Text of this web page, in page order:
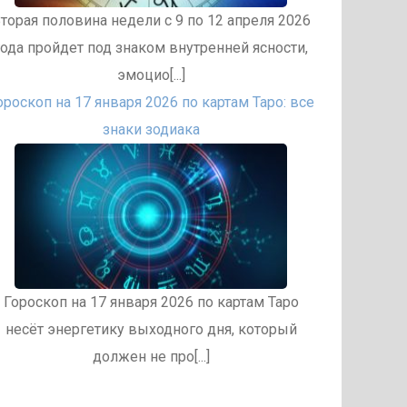
половина недели с 9 по 12 апреля 2026
пройдет под знаком внутренней ясности,
эмоцио[...]
на 17 января 2026 по картам Таро: все
знаки зодиака
Гороскоп на 17 января 2026 по картам Таро
несёт энергетику выходного дня, который
должен не про[...]